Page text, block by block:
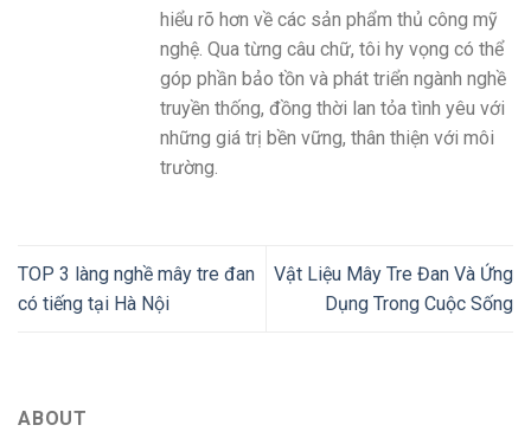
hiểu rõ hơn về các sản phẩm thủ công mỹ
nghệ. Qua từng câu chữ, tôi hy vọng có thể
góp phần bảo tồn và phát triển ngành nghề
truyền thống, đồng thời lan tỏa tình yêu với
những giá trị bền vững, thân thiện với môi
trường.
TOP 3 làng nghề mây tre đan
có tiếng tại Hà Nội
Vật Liệu Mây Tre Đan Và Ứng
Dụng Trong Cuộc Sống
ABOUT